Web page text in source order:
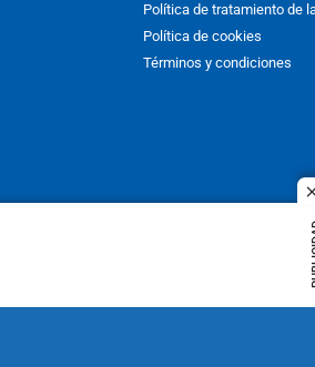
Política de tratamiento de
Política de cookies
Términos y condiciones
su traducción a cualquier idioma
is prohibited. All rights